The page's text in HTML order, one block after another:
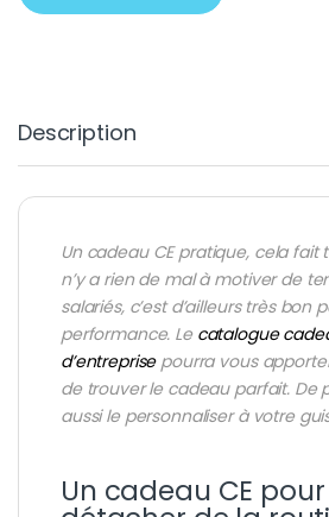
Description
Un cadeau CE pratique, cela fait
n’y a rien de mal à motiver de
salariés, c’est d’ailleurs très bon
performance. Le catalogue
d’entreprisepourra vous
de trouver le cadeau parfait. De
aussi le personnaliser à votre
Un cadeau CE